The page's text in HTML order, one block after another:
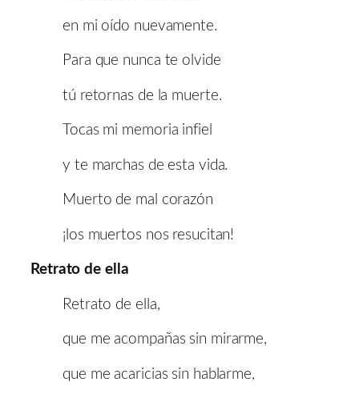
en mi oído nuevamente.
Para que nunca te olvide
tú retornas de la muerte.
Tocas mi memoria infiel
y te marchas de esta vida.
Muerto de mal corazón
¡los muertos nos resucitan!
Retrato de ella
Retrato de ella,
que me acompañas sin mirarme,
que me acaricias sin hablarme,